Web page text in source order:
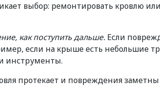
выбор: ремонтировать кровлю
как поступить дальше. Если
если на крыше есть небольшие
инструменты.
протекает и повреждения